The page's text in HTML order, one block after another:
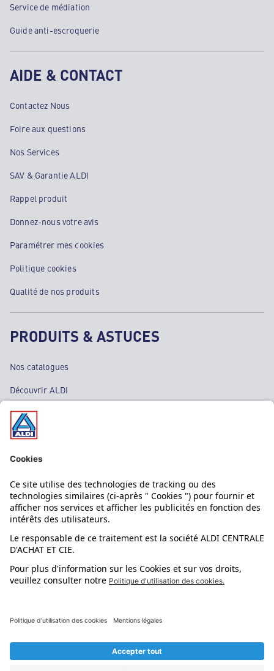
Service de médiation
Guide anti-escroquerie
AIDE & CONTACT
Contactez Nous
Foire aux questions
Nos Services
SAV & Garantie ALDI
Rappel produit
Donnez-nous votre avis
Paramétrer mes cookies
Politique cookies
Qualité de nos produits
PRODUITS & ASTUCES
Nos catalogues
Découvrir ALDI
Nos bons plans
Nos rayons
Nos marques
Nos astuces
Évènements
L'application mobile